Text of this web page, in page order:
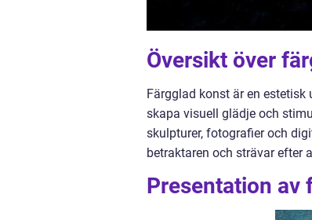
Översikt över
Färgglad konst är en
skapa visuell glädje och
skulpturer, fotografier och
betraktaren och strävar efter
Presentation av